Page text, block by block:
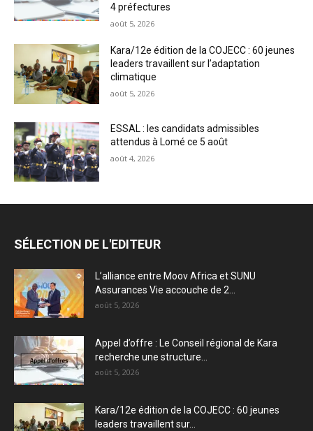
4 préfectures
août 5, 2026
Kara/12e édition de la COJECC : 60 jeunes
leaders travaillent sur l’adaptation
climatique
août 5, 2026
ESSAL : les candidats admissibles
attendus à Lomé ce 5 août
août 4, 2026
SÉLECTION DE L'EDITEUR
L’alliance entre Moov Africa et SUNU
Assurances Vie accouche de 2...
août 5, 2026
Appel d’offre : Le Conseil régional de Kara
recherche une structure...
août 5, 2026
Kara/12e édition de la COJECC : 60 jeunes
leaders travaillent sur...